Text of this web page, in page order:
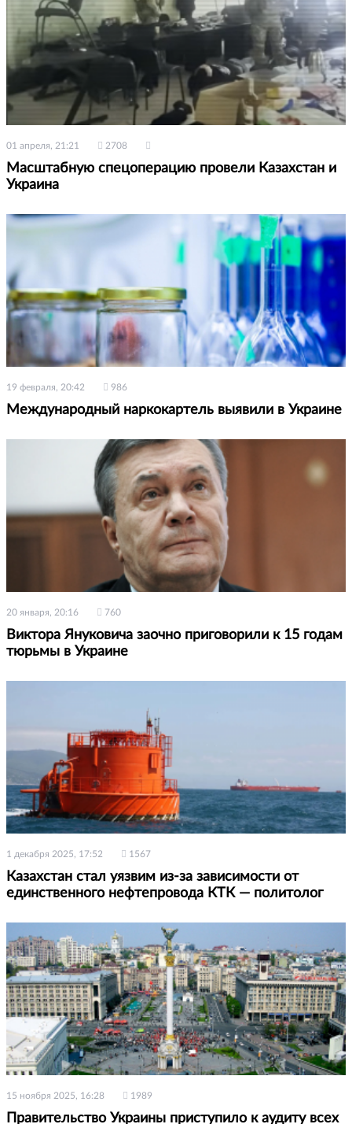
01 апреля, 21:21 2708
Масштабную спецоперацию провели Казахстан и
Украина
19 февраля, 20:42 986
Международный наркокартель выявили в Украине
20 января, 20:16 760
Виктора Януковича заочно приговорили к 15 годам
тюрьмы в Украине
1 декабря 2025, 17:52 1567
Казахстан стал уязвим из-за зависимости от
единственного нефтепровода КТК — политолог
15 ноября 2025, 16:28 1989
Правительство Украины приступило к аудиту всех